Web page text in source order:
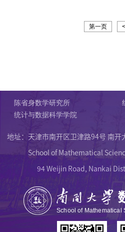
第一页
陈省身数学研究所
统计与数据科学学院
地址：天津市南开区卫津路94号 南
School of Mathematical
94 Weijin Road, Nankai